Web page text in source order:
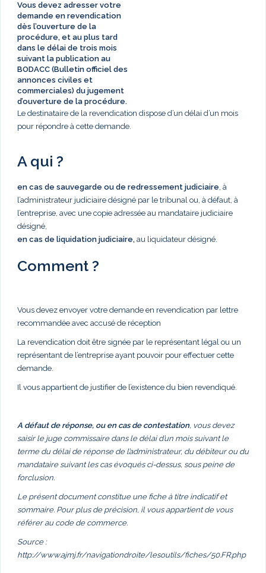
Vous devez adresser votre
demande en revendication
dès l’ouverture de la
procédure, et au plus tard
dans le délai de trois mois
suivant la publication au
BODACC (Bulletin officiel des
annonces civiles et
commerciales) du jugement
d’ouverture de la procédure.
Le destinataire de la revendication dispose d’un délai d’un mois
pour répondre à cette demande.
A qui ?
en cas de sauvegarde ou de redressement judiciaire , à
l’administrateur judiciaire désigné par le tribunal ou, à défaut, à
l’entreprise, avec une copie adressée au mandataire judiciaire
désigné,
en cas de liquidation judiciaire, au liquidateur désigné.
Comment ?
Vous devez envoyer votre demande en revendication par lettre
recommandée avec accusé de réception
La revendication doit être signée par le représentant légal ou un
représentant de l’entreprise ayant pouvoir pour effectuer cette
demande.
Il vous appartient de justifier de l’existence du bien revendiqué.
A défaut de réponse, ou en cas de contestation, vous devez
saisir le juge commissaire dans le délai d’un mois suivant le
terme du délai de réponse de l’administrateur, du débiteur ou du
mandataire suivant les cas évoqués ci-dessus, sous peine de
forclusion.
Le présent document constitue une fiche à titre indicatif et
sommaire. Pour plus de précision, il vous appartient de vous
référer au code de commerce.
Source :
http://www.ajmj.fr/navigationdroite/lesoutils/fiches/50.FR.php